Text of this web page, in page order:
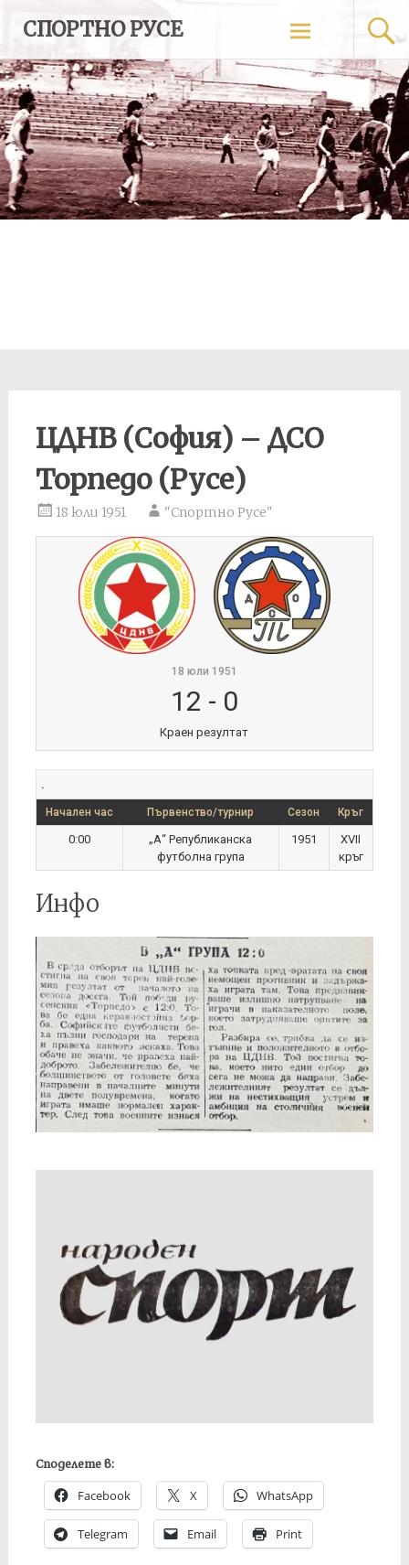
content
СПОРТНО РУСЕ
ЦДНВ (София) – ДСО
Торпедо (Русе)
18 юли 1951 "Спортно Русе"
18 юли 1951
12 - 0
Краен резултат
.
Начален час Първенство/турнир Сезон Кръг
0:00
„А“ Републиканска
футболна група
1951
XVII
кръг
Инфо
Споделете в:
Facebook X WhatsApp
Telegram Email Print